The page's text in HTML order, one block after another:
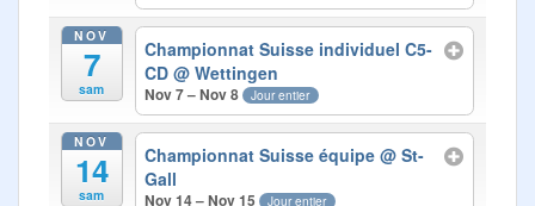
NOV
7
sam
Championnat Suisse individuel C5-
CD@ Wettingen
Nov 7 – Nov 8 Jour entier
NOV
14
sam
Championnat Suisse équipe@ St-
Gall
Nov 14 – Nov 15 Jour entier